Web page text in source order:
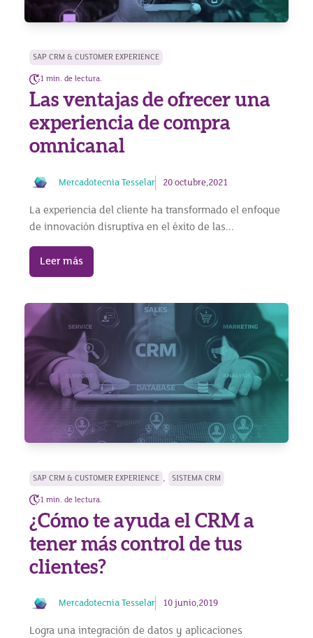
SAP CRM & CUSTOMER EXPERIENCE
1 min. de lectura.
Las ventajas de ofrecer una
experiencia de compra
omnicanal
Mercadotecnia Tesselar 20 octubre,2021
La experiencia del cliente ha transformado el enfoque
de innovación disruptiva en el éxito de las...
Leer más
SAP CRM & CUSTOMER EXPERIENCE , SISTEMA CRM
1 min. de lectura.
¿Cómo te ayuda el CRM a
tener más control de tus
clientes?
Mercadotecnia Tesselar 10 junio,2019
Logra una integración de datos y aplicaciones